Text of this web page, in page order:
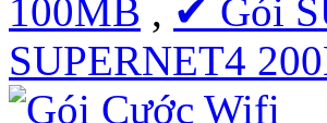
100MB , ✔ Gói
SUPERNET4